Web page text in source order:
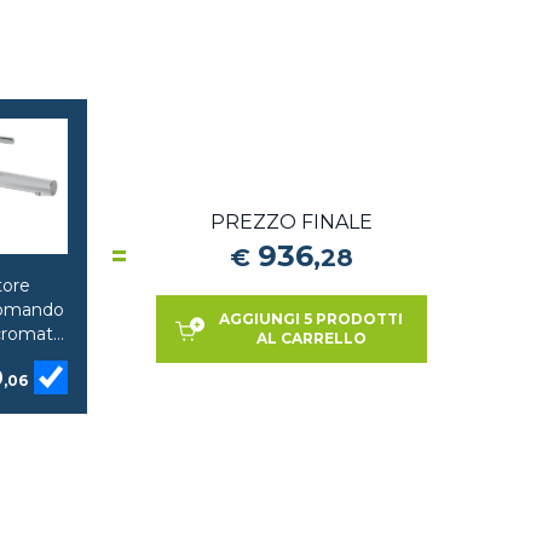
pop-
Vitra
,06
=
PREZZO FINALE
€ 936,28
AGGIUNGI 5 PRODOTTI
AL CARRELLO